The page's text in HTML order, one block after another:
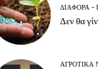
ΔΙΆΦΟΡΑ -
Δεν θα
ΑΓΡΟΤΙΚΆ